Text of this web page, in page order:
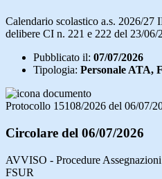
Calendario scolastico a.s. 2026/
delibere CI n. 221 e 222 del 23/06/
Pubblicato il: 07/07/2026
Tipologia: Personale ATA,
Protocollo 15108/2026 del 06/07/
Circolare del 06/07/2026
AVVISO - Procedure
FSUR